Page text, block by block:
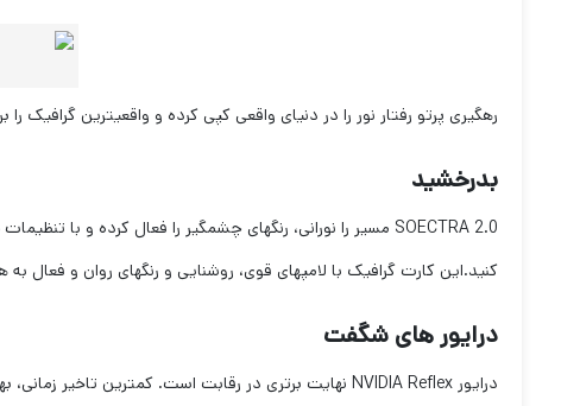
رهگیری پرتو رفتار نور را در دنیای واقعی کپی کرده و واقعی‏ترین گرافیک
بدرخشید
SOECTRA 2.0 مسیر را نورانی، رنگ‏های چشمگیر را فعال کرده و با
کنید.این کارت گرافیک با لامپ‏های قوی، روشنایی و رنگ‏های روان و فعال به
درایور های شگفت
درایور NVIDIA Reflexنهایت برتری در رقابت است. کمترین تاخیر زمانی،